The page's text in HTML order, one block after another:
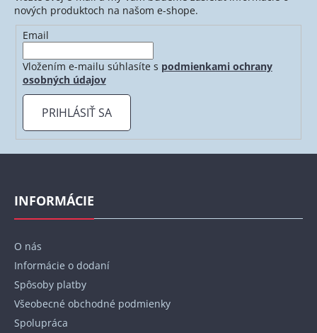
nových produktoch na našom e-shope.
Email
Vložením e-mailu súhlasíte s podmienkami ochrany
osobných údajov
PRIHLÁSIŤ SA
Z
INFORMÁCIE
O nás
Informácie o dodaní
Spôsoby platby
Všeobecné obchodné podmienky
Spolupráca